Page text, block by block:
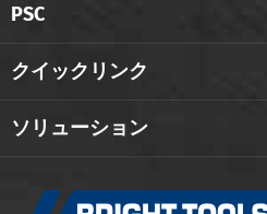
PSC
クイックリンク
ソリューション